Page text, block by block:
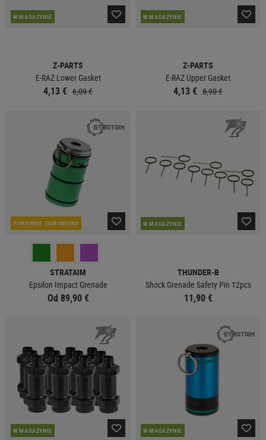
W MAGAZYNIE
Z-PARTS
E-RAZ Lower Gasket
4,13 € 6,09 €
W MAGAZYNIE
Z-PARTS
E-RAZ Upper Gasket
4,13 € 8,90 €
PONOWNIE ZAMÓWIONE
STRATAIM
Epsilon Impact Grenade
Od 89,90 €
W MAGAZYNIE
THUNDER-B
Shock Grenade Safety Pin 12pcs
11,90 €
W MAGAZYNIE W MAGAZYNIE